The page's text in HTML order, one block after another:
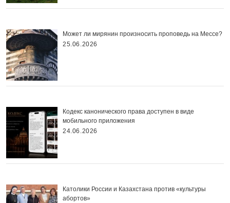
Может ли мирянин произносить проповедь на Мессе?
25.06.2026
Кодекс канонического права доступен в виде
мобильного приложения
24.06.2026
Католики России и Казахстана против «культуры
абортов»